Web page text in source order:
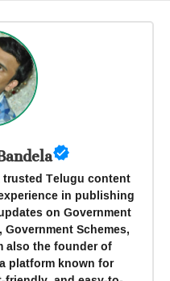
trusted Telugu content
in publishing
on Government
Schemes,
also the founder of
platform known for